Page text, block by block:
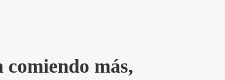
comiendo más,